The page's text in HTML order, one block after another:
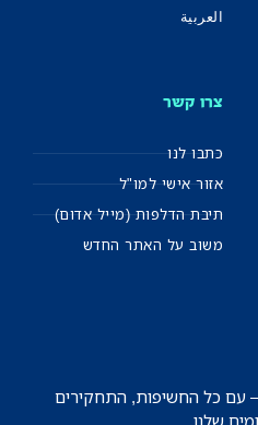
العربية
צרו קשר
כתבו לנו
אזור אישי למו"ל
תיבת הדלפות (מייל אדום)
משוב על האתר החדש
– עם כל החשיפות, התחקירים